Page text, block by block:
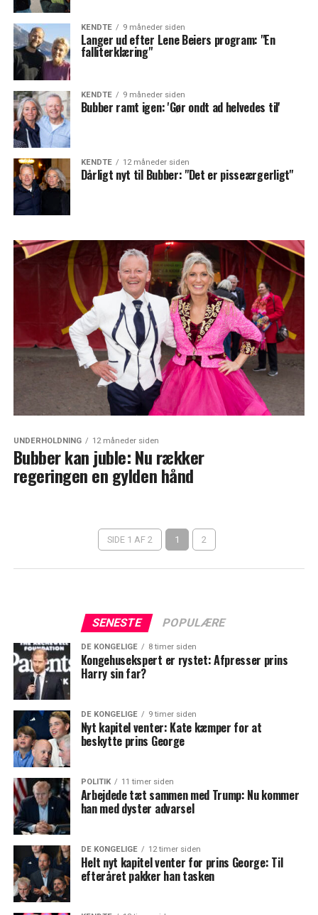
KENDTE 9 måneder siden
Langer ud efter Lene Beiers program: "En
falliterklæring"
KENDTE 9 måneder siden
Bubber ramt igen: 'Gør ondt ad helvedes til'
KENDTE 12 måneder siden
Dårligt nyt til Bubber: "Det er pisseærgerligt"
UNDERHOLDNING 12 måneder siden
Bubber kan juble: Nu rækker
regeringen en gylden hånd
SIDE 1 AF 2 1 2
SENESTE POPULÆRE
DE KONGELIGE 8 timer siden
Kongehusekspert er rystet: Afpresser prins
Harry sin far?
DE KONGELIGE 9 timer siden
Nyt kapitel venter: Kate kæmper for at
beskytte prins George
POLITIK 11 timer siden
Arbejdede tæt sammen med Trump: Nu kommer
han med dyster advarsel
DE KONGELIGE 12 timer siden
Helt nyt kapitel venter for prins George: Til
efteråret pakker han tasken